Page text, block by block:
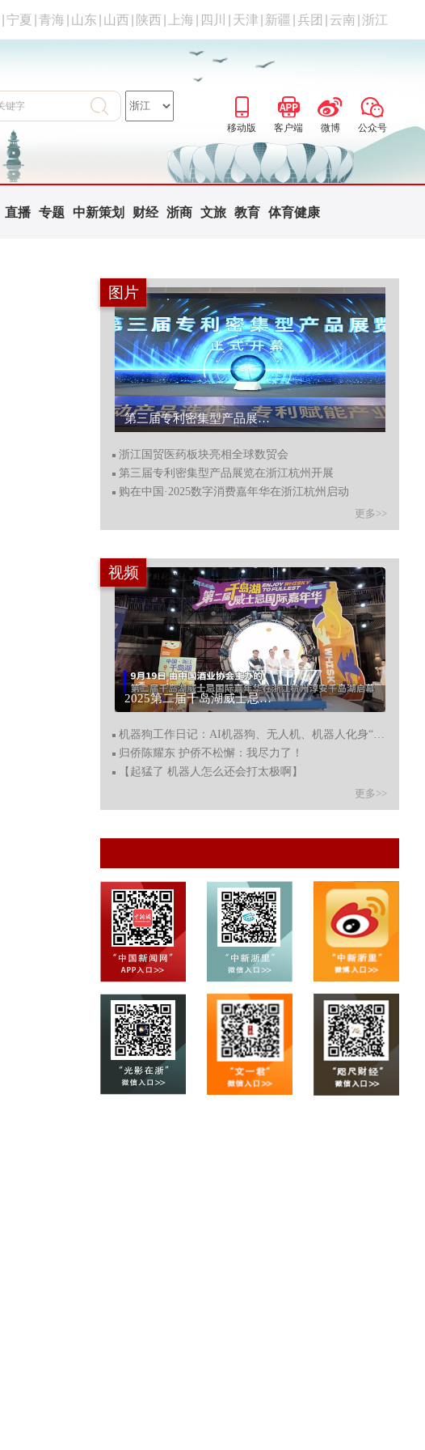
宁夏 青海 山东 山西 陕西 上海 四川 天津 新疆 兵团 云南 浙江
移动版 客户端 微博 公众号
直播 专题 中新策划 财经 浙商 文旅 教育 体育健康
图片
第三届专利密集型产品展览在浙江杭州开展...
浙江国贸医药板块亮相全球数贸会
第三届专利密集型产品展览在浙江杭州开展
购在中国·2025数字消费嘉年华在浙江杭州启动
更多>>
视频
2025第二届千岛湖威士忌国际嘉年华在杭州淳安举行...
机器狗工作日记：AI机器狗、无人机、机器人化身“安全哨兵
归侨陈耀东 护侨不松懈：我尽力了！
【起猛了 机器人怎么还会打太极啊】
更多>>